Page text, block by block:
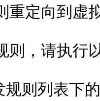
重定向到虚
则，请执行
则列表下